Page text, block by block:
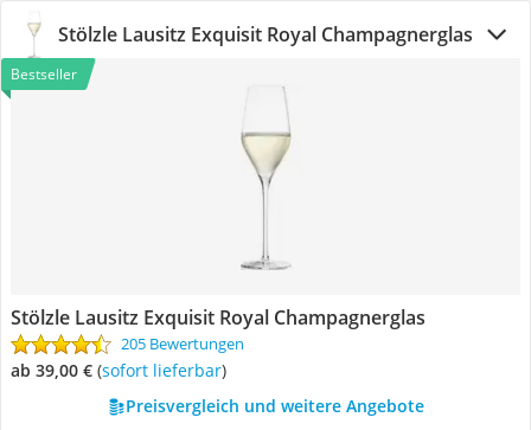
Stölzle Lausitz Exquisit Royal Champagnerglas
Bestseller
Stölzle Lausitz Exquisit Royal Champagnerglas
205 Bewertungen
ab 39,00 € ( Sofort lieferbar)
Preisvergleich und weitere Angebote